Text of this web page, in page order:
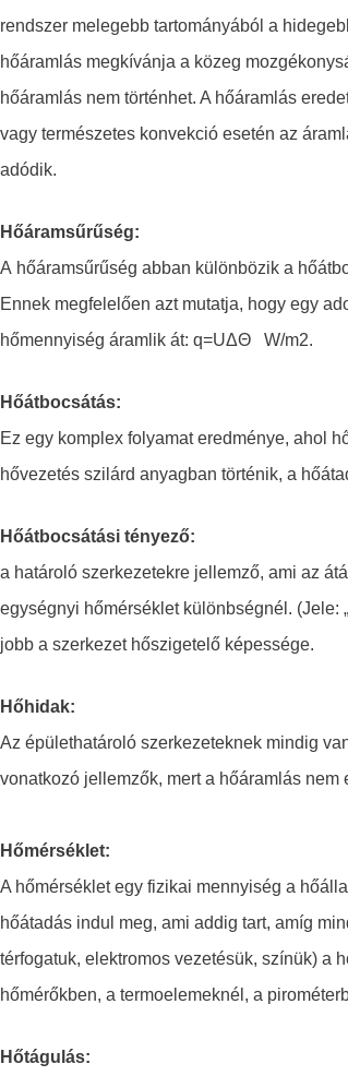
rendszer melegebb tartományából a
hőáramlás megkívánja a közeg
hőáramlás nem történhet. A hőáramlás
vagy természetes konvekció esetén az
adódik.
Hőáramsűrűség:
A hőáramsűrűség abban különbözik a
Ennek megfele­lően azt mutatja, hogy egy
hőmennyiség áramlik át: q=UΔΘ W/m2.
Hőátbocsátás:
Ez egy komplex folyamat eredménye, ahol
hővezetés szilárd anyagban történik, a
Hőátbocsátási tényező:
a határoló szerkezetekre jellemző, ami az
egységnyi hőmérséklet különbségnél. (Jele:
jobb a szerkezet hőszigetelő képessége.
Hőhidak:
Az épülethatároló szerkezeteknek mindig
vonatkozó jellemzők, mert a hőáramlás nem
Hőmérséklet:
A hőmérséklet egy fizikai mennyiség a
hőátadás indul meg, ami addig tart, amíg
térfogatuk, elektromos vezetésük, színük) a
hőmérőkben, a termoelemeknél, a
Hőtágulás: